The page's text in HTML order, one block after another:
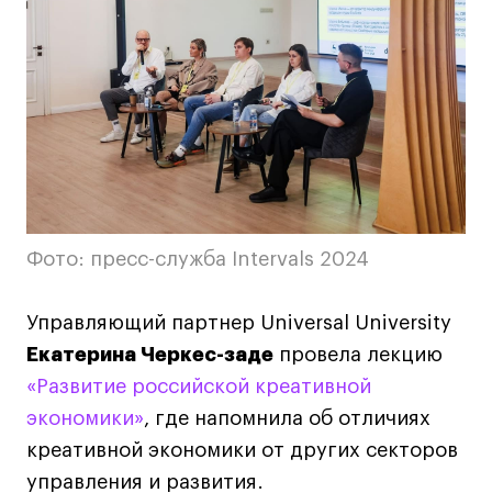
Для школьников
Интенсивы
Среднесрочные
Долгосрочные
Все программы
Новости
События
Блог
Преподаватели
Лицензии и аккредитации
Для прессы
Фото: пресс-служба Intervals 2024
Управляющий партнер Universal University
Екатерина Черкес-заде провела лекцию
«Развитие российской креативной
экономики», где напомнила об отличиях
креативной экономики от других секторов
управления и развития.